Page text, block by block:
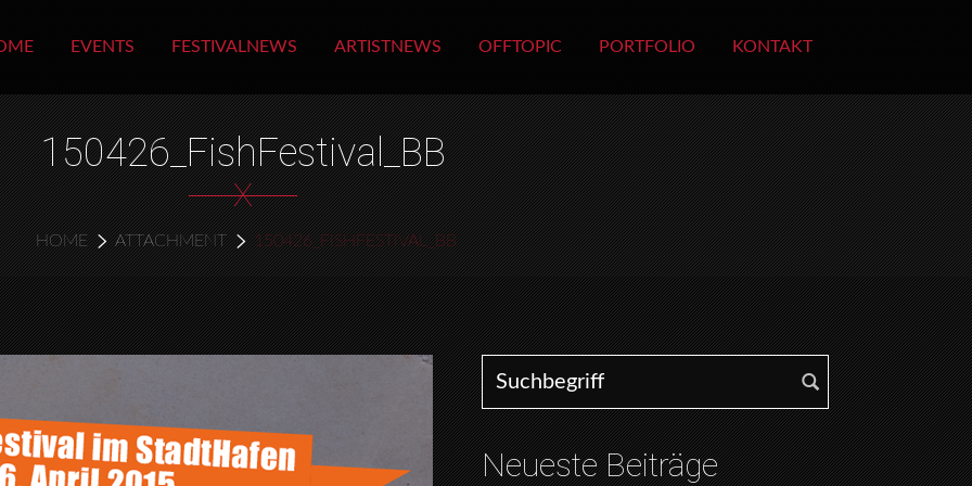
EVENTS FESTIVALNEWS ARTISTNEWS OFFTOPIC PORTFOLIO KONTAKT
150426_FishFestival_BB
X
HOME ATTACHMENT 150426_FISHFESTIVAL_BB
Search for:
Neueste Beiträge